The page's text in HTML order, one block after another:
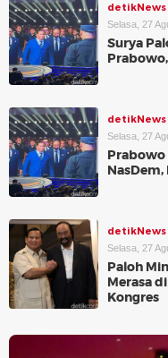
detikNews
Selasa, 27
Surya
detikNews
Selasa, 27
Prabowo
detikNews
Selasa, 27
Paloh
Merasa
Kongres